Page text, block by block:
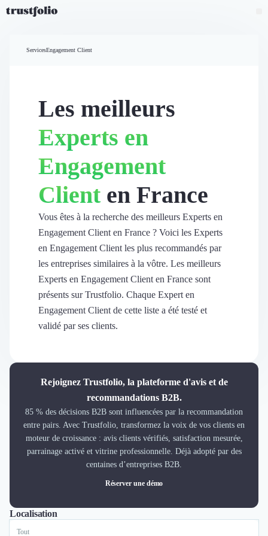
Widgets d'avis
Partage d’avis multicanal
Vidéo de témoignage
Parrainage
Intent data
Révéler le réseau
Vitrine & média
Suivi du ROI
Voir tous nos avis clients
Découvrir le média
Teambuilding
Marque Employeur
Responsabilité Sociétale des Entreprises (RSE)
Marketplace de freelance
Coaching
Accueil
ServicesEngagement Client
Les meilleurs
Experts en
Engagement
Client en France
Vous êtes à la recherche des meilleurs Experts en
Engagement Client en France ? Voici les Experts
en Engagement Client les plus recommandés par
les entreprises similaires à la vôtre. Les meilleurs
Experts en Engagement Client en France sont
présents sur Trustfolio. Chaque Expert en
Engagement Client de cette liste a été testé et
validé par ses clients.
Rejoignez Trustfolio, la plateforme d'avis et de
recommandations B2B.
85 % des décisions B2B sont influencées par la recommandation
entre pairs. Avec Trustfolio, transformez la voix de vos clients en
moteur de croissance : avis clients vérifiés, satisfaction mesurée,
parrainage activé et vitrine professionnelle. Déjà adopté par des
centaines d’entreprises B2B.
Réserver une démo
Localisation
ToutLyonParis